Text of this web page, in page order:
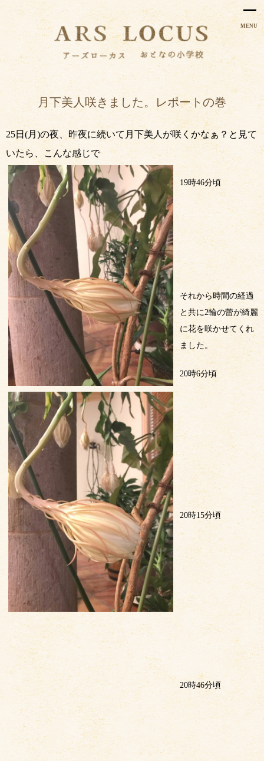
MENU
月下美人咲きました。レポートの巻
25日(月 )の夜、昨夜に続いて月下美人が咲くかなぁ？と見て
いたら、こんな感じで
19時46分頃
それから時間の経過
と共に2輪の蕾が綺麗
に花を咲かせてくれ
ました。
20時6分頃
20時15分頃
20時46分頃